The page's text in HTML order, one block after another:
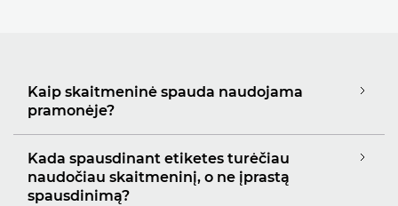
Kaip skaitmeninė spauda naudojama
pramonėje?
Kada spausdinant etiketes turėčiau
naudočiau skaitmeninį, o ne įprastą
spausdinimą?